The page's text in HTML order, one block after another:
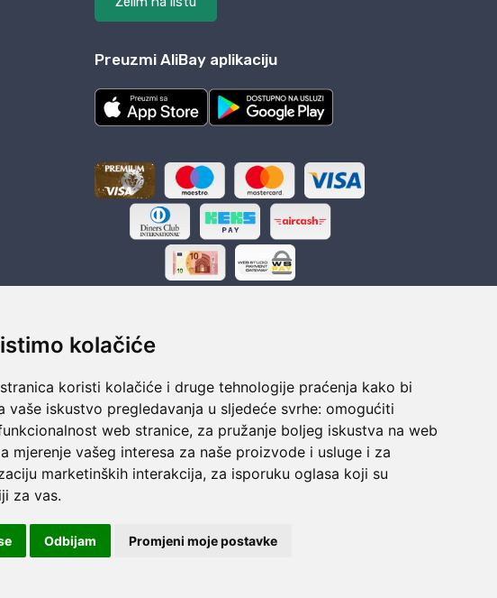
kolačiće
koristi kolačiće i druge tehnologije praćenja kako bi
vaše iskustvo pregledavanja u sljedeće svrhe: omogućiti
web stranice, za pružanje boljeg iskustva na web
mjerenje vašeg interesa za naše proizvode i usluge i za
marketinških interakcija, za isporuku oglasa koji su
za vas.
Odbijam Promjeni moje postavke
Preuzmi AliBay aplikaciju
podrška
uvijek na raspolaganju
Sigurno obročno plaćanje
Do 24 rata bez kamata